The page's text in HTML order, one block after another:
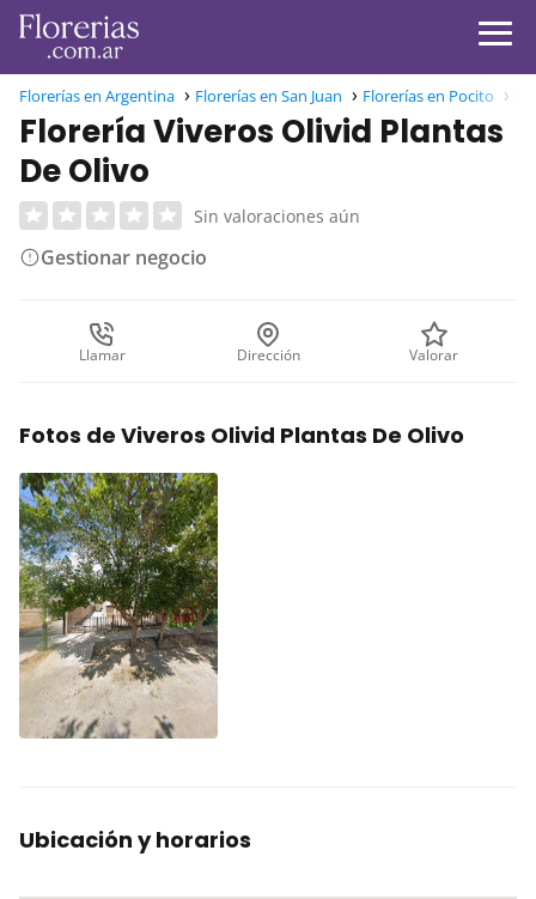
Florerías en Argentina Florerías en San Juan Florerías en Pocito
Florería Viveros Olivid Plantas
De Olivo
Sin valoraciones aún
Gestionar negocio
Llamar Dirección Valorar
Fotos de Viveros Olivid Plantas De Olivo
Ubicación y horarios